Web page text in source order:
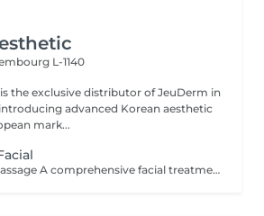
L-1140
the exclusive distributor of JeuDerm in
advanced Korean aesthetic
mark...
(EN) Classic Facial Massage A comprehensive facial treatment combining classic massage techniques with a professional mask as the final step. The treatment is designed to relax facial muscles, improve microcirculation, support skin tone, and restore a feeling of freshness and comfort. The treatment is performed using professional JeuDerm skincare products. The finishing professional mask enhances the effects of the treatment, providing deep hydration, nourishment, and comfort for the skin. An ideal ritual for releasing facial tension, supporting skin recovery, improving overall skin condition, and maintaining natural beauty and radiance. Who is this treatment for? * Facial muscle tension; * Signs of fatigue and stress; * Loss of skin tone and firmness; * Skin requiring hydration and recovery; * Skin showing signs of fatigue; * Maintaining healthy and well-cared-for skin. Benefits after the treatment: * Relaxed facial muscles; * Fresher and more rested appearance; * Feeling of relaxation and lightness; * Hydrated and comfortable skin; * Support of skin tone; * Natural skin radiance. (FR) Massage facial classique Un soin complet associant les techniques classiques de massage du visage avec l'application d'un masque professionnel en étape finale. Le soin vise à détendre les muscles du visage, améliorer la microcirculation, maintenir le tonus cutané et restaurer une sensation de fraîcheur et de confort. Le soin est réalisé avec les produits professionnels JeuDerm. Le masque professionnel finalise le traitement en renforçant ses effets, en apportant une hydratation profonde, des soins nourrissants et un confort optimal à la peau. Un rituel idéal pour libérer les tensions, favoriser la récupération de la peau, améliorer son état général et préserver sa beauté naturelle et son éclat. À qui s'adresse ce soin ? * Tensions musculaires du visage ; * Signes de fatigue et de stress ; * Perte de tonicité et de fermeté de la peau ; * Peaux nécessitant hydratation et récupération ; * Peaux marquées par la fatigue ; * Entretien d'une peau saine et soignée. Résultats après le soin : * Muscles du visage détendus ; * Visage plus frais et reposé ; * Sensation de détente et de légèreté ; * Peau hydratée et confortable ; * Maintien du tonus cutané ; * Éclat naturel de la peau.